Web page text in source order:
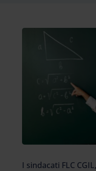
I sindacati FLC